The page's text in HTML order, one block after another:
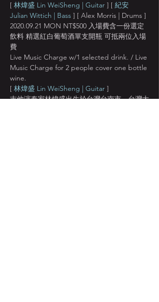
[ 林煒盛 Lin WeiSheng | Guitar ] [ 紀安
Julian Wittich | Bass ] [ Alex Morris | Drums ]
2020.09.21 MON NT$500 入場費含一份選定
飲料 精選紅白葡萄酒單支開瓶 可抵兩位入場
費
Live Music Charge w/1 selected drink. / Live
Music Charge for 2 people cover one bottle
wine.
[ 林煒盛 Lin WeiSheng | Guitar ]
吉他演奏家林煒盛出生於台灣台南市，台灣大